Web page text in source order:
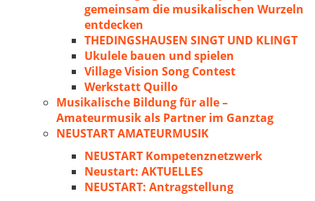
gemeinsam die musikalischen Wurzeln
entdecken
THEDINGSHAUSEN SINGT UND KLINGT
Ukulele bauen und spielen
Village Vision Song Contest
Werkstatt Quillo
Musikalische Bildung für alle –
Amateurmusik als Partner im Ganztag
NEUSTART AMATEURMUSIK
NEUSTART Kompetenznetzwerk
Neustart: AKTUELLES
NEUSTART: Antragstellung